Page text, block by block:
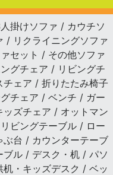
掛けソファ / カウチソ
/ リクライニングソファ
セット / その他ソファ
グチェア / リビングチ
ェア / 折りたたみ椅子
チェア / ベンチ / ガー
ズチェア / オットマン
ビングテーブル / ロー
台 / カウンターテーブ
ル / デスク・机 / パソ
・キッズデスク / ベッ